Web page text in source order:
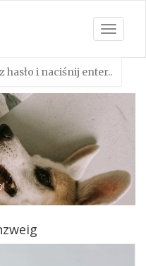
Toggle